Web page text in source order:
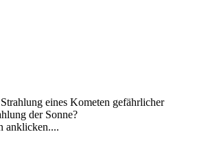
eines Kometen gefährlicher
der Sonne?
anklicken....